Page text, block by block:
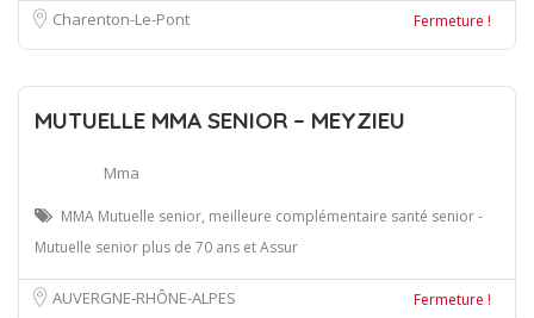
Charenton-Le-Pont Fermeture !
MUTUELLE MMA SENIOR – MEYZIEU
Mma
MMA Mutuelle senior, meilleure complémentaire santé senior -
Mutuelle senior plus de 70 ans et Assur
AUVERGNE-RHÔNE-ALPES Fermeture !